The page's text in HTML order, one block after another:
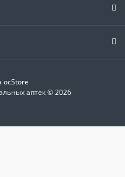
ocStore
аптек © 2026